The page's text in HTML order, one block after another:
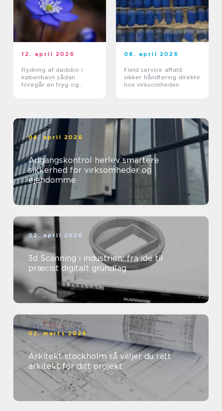
12. april 2026
Rydning af dødsbo i
københavn sådan
foregår en tryg og
08. april 2026
Field service affald:
sikker håndtering direkte
hos virksomheden
04. april 2026
Adgangskontrol herlev smartere
sikkerhed for virksomheder og
ejendomme
02. april 2026
3d Scanning i industrien: fra idé til
præcist digitalt grundlag
02. marts 2026
Arkitekt stockholm så väljer du rätt
arkitekt för ditt projekt